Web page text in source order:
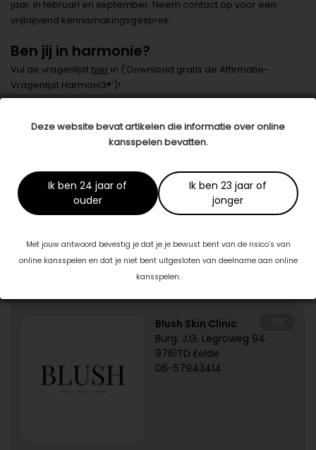
Deze website bevat artikelen die informatie over online
kansspelen bevatten.
Ik ben 24 jaar of
ouder
Ik ben 23 jaar of
jonger
Met jouw antwoord bevestig je dat je je bewust bent van de risico’s van
online kansspelen en dat je niet bent uitgesloten van deelname aan online
kansspelen.
jaar, in februari en september. Neem contact op voor een
vrijblijvend kennismakingsgesprek.
Ben jij in harmonie?
Vul de vragenlijst hier in (‘Download gratis de Affirmatie-
Vragenlijst Harmoni3®’)!
Dit artikel is tot stand gekomen in samenwerking met:
Praktijk Gele Ster
Specialisten in jouw buurt
Blush Skin Clinic
Burg. J.G. Legroweg 94
9761TD Eelde
06-57943414